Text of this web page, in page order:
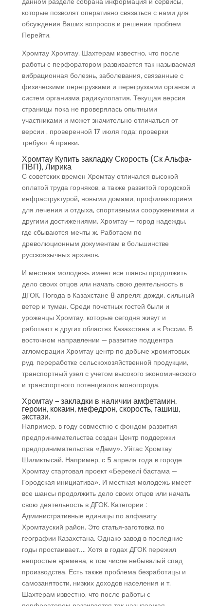
данном разделе собрана информация и сервисы,
которые позволят оперативно связаться с нами для
обсуждения Ваших вопросов и решения проблем
Перейти.
Хромтау Хромтау. Шахтерам известно, что после
работы с перфоратором развивается так называемая
вибрационная болезнь, заболевания, связанные с
физическими перегрузками и перегрузками органов и
систем организма радикулопатия. Текущая версия
страницы пока не проверялась опытными
участниками и может значительно отличаться от
версии , проверенной 17 июля года; проверки
требуют 4 правки.
Хромтау Купить закладку Скорость (Ск Альфа-
ПВП), Лирика
С советских времен Хромтау отличался высокой
оплатой труда горняков, а также развитой городской
инфраструктурой, новыми домами, профилакторием
для лечения и отдыха, спортивными сооружениями и
другими достижениями. Хромтау — город надежды,
где сбываются мечты ж. Работаем по
древолюционным документам в большинстве
русскоязычных архивов.
И местная молодежь имеет все шансы продолжить
дело своих отцов или начать свою деятельность в
ДГОК. Погода в Казахстане 8 апреля: дожди, сильный
ветер и туман. Среди почетных гостей были и
уроженцы Хромтау, которые сегодня живут и
работают в других областях Казахстана и в России. В
восточном направлении — развитие подцентра
агломерации Хромтау центр по добыче хромитовых
руд, переработке сельскохозяйственной продукции,
транспортный узел с учетом высокого экономического
и транспортного потенциалов моногорода.
Хромтау – закладки в наличии амфетамин,
героин, кокаин, мефедрон, скорость, гашиш,
экстази.
Например, в году совместно с фондом развития
предпринимательства создан Центр поддержки
предпринимательства «Даму». Уйтас Хромтау
Шиликтысай. Например, с 5 апреля года в городе
Хромтау стартовал проект «Берекелi бастама —
Городская инициатива». И местная молодежь имеет
все шансы продолжить дело своих отцов или начать
свою деятельность в ДГОК. Категории :
Административные единицы по алфавиту
Хромтауский район. Это статья-заготовка по
географии Казахстана. Однако завод в последние
годы простаивает…. Хотя в годах ДГОК пережил
непростые времена, в том числе небывалый спад
производства. Есть также проблема безработицы и
самозанятости, низких доходов населения и т.
Шахтерам известно, что после работы с